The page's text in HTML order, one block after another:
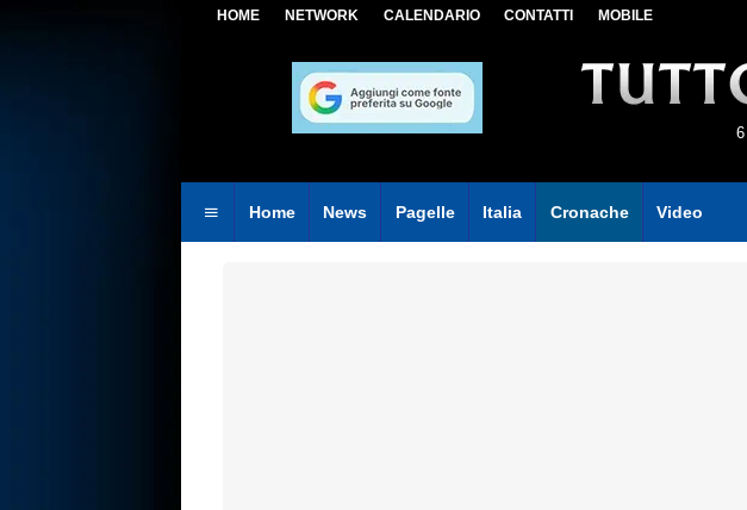
HOME NETWORK CALENDARIO CONTATTI MOBILE
Home News Pagelle Italia Cronache Video